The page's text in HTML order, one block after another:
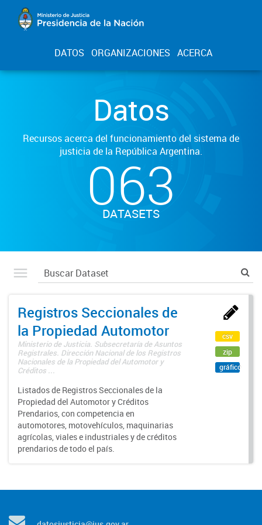
DATOS ORGANIZACIONES ACERCA
Datos
Recursos acerca del funcionamiento del sistema de
justicia de la República Argentina.
063
DATASETS
Registros Seccionales de
la Propiedad Automotor
Ministerio de Justicia. Subsecretaría de Asuntos
Registrales. Dirección Nacional de los Registros
Nacionales de la Propiedad del Automotor y
Créditos ...
Listados de Registros Seccionales de la
Propiedad del Automotor y Créditos
Prendarios, con competencia en
automotores, motovehículos, maquinarias
agrícolas, viales e industriales y de créditos
prendarios de todo el país.
csv
zip
gráfico